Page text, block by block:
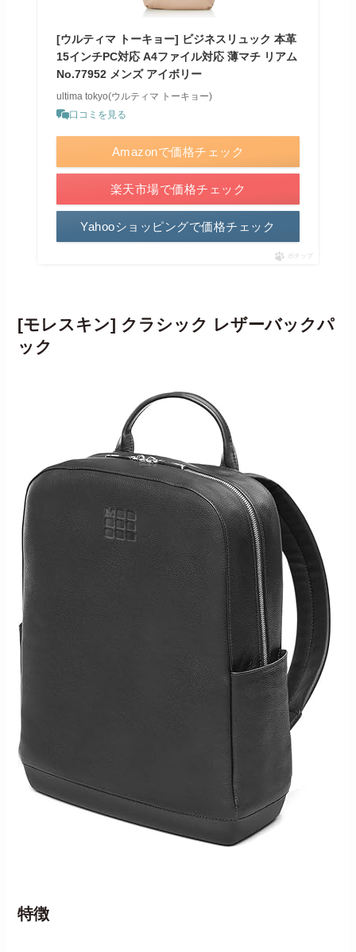
[ウルティマ トーキョー] ビジネスリュック 本革
15インチPC対応 A4ファイル対応 薄マチ リアム
No.77952 メンズ アイボリー
ultima tokyo(ウルティマ トーキョー)
口コミを見る
Amazonで価格チェック
楽天市場で価格チェック
Yahooショッピングで価格チェック
ポチップ
[モレスキン] クラシック レザーバックパ
ック
特徴